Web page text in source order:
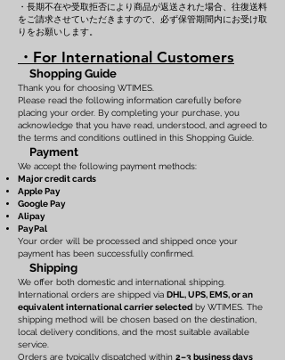
・長期不在や受取拒否により商品が返送された場合、往復送料
をご請求させていただきますので、必ず保管期間内にお受け取
りをお願いします。
・For International Customers
Shopping Guide
Thank you for choosing WTIMES.
Please read the following information carefully before
placing your order. By completing your purchase, you
acknowledge that you have read, understood, and agreed to
the terms and conditions outlined in this Shopping Guide.
Payment
We accept the following payment methods:
Major credit cards
Apple Pay
Google Pay
Alipay
PayPal
Your order will be processed and shipped once your
payment has been successfully confirmed.
Shipping
We offer both domestic and international shipping.
International orders are shipped via DHL, UPS, EMS, or an
equivalent international carrier selected by WTIMES. The
shipping method will be chosen based on the destination,
local delivery conditions, and the most suitable available
service.
Orders are typically dispatched within 2–3 business days